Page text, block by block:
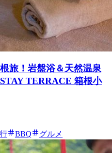
旅！岩盤浴＆天然温泉
TERRACE 箱根小
BBQ グルメ